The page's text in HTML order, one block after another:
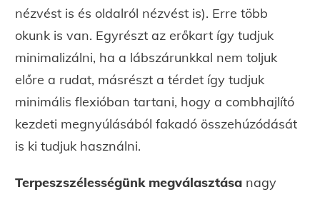
nézvést is és oldalról nézvést is). Erre több
okunk is van. Egyrészt az erőkart így tudjuk
minimalizálni, ha a lábszárunkkal nem toljuk
előre a rudat, másrészt a térdet így tudjuk
minimális flexióban tartani, hogy a combhajlító
kezdeti megnyúlásából fakadó összehúzódását
is ki tudjuk használni.
Terpeszszélességünk megválasztása nagy